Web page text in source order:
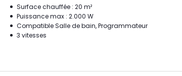
Surface chauffée : 20 m²
Puissance max : 2.000 W
Compatible Salle de bain, Programmateur
3 vitesses